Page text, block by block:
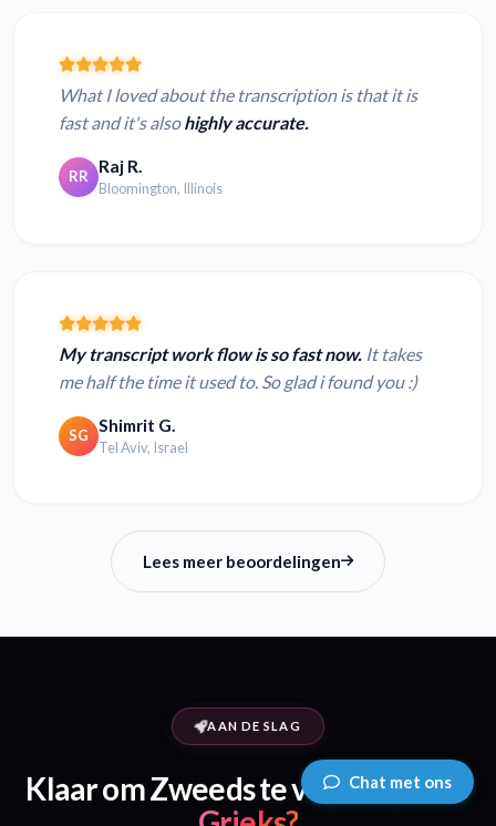
What I loved about the transcription is that it is
fast and it's alsohighly accurate.
RR Raj R.
Bloomington, Illinois
My transcript work flow is so fast now. It takes
me half the time it used to. So glad i found you :)
SG Shimrit G.
Tel Aviv, Israel
Lees meer beoordelingen
AAN DE SLAG
Klaar om Zweeds te vertalen naar
Chat met ons